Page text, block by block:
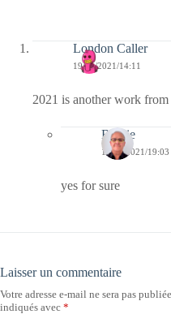
London Caller
19/01/2021/14:11
2021 is another work from
Bernie
19/01/2021/19:03
yes for sure
Laisser un commentaire
Votre adresse e-mail ne sera pas publiée.
indiqués avec *